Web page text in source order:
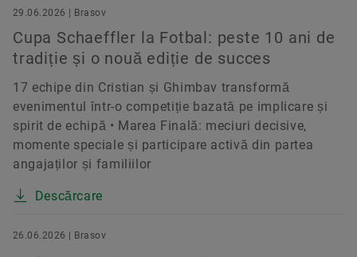
29.06.2026 | Brasov
Cupa Schaeffler la Fotbal: peste 10 ani de
tradiție și o nouă ediție de succes
17 echipe din Cristian și Ghimbav transformă
evenimentul într-o competiție bazată pe implicare și
spirit de echipă • Marea Finală: meciuri decisive,
momente speciale și participare activă din partea
angajaților și familiilor
Descărcare
26.06.2026 | Brasov